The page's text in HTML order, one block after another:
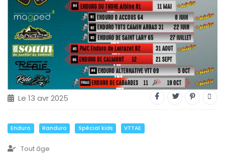
Trial
XC Rando - VTTAE
XCO
Constructeurs-Shapers
Derniers commentaires
Le 13 avr 2025
Enduro Randuro Spécial kids VTTAE
Tout âge